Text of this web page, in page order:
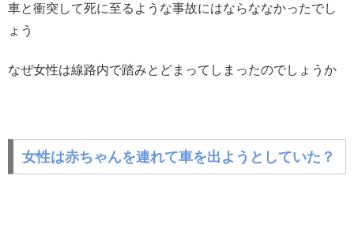
車と衝突して死に至るような事故にはならななかったでし
ょう
なぜ女性は線路内で踏みとどまってしまったのでしょうか
女性は赤ちゃんを連れて車を出ようとしていた？